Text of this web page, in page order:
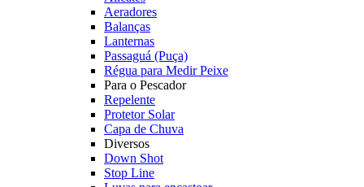
Aeradores
Balanças
Lanternas
Passaguá (Puça)
Régua para Medir Peixe
Para o Pescador
Repelente
Protetor Solar
Capa de Chuva
Diversos
Down Shot
Stop Line